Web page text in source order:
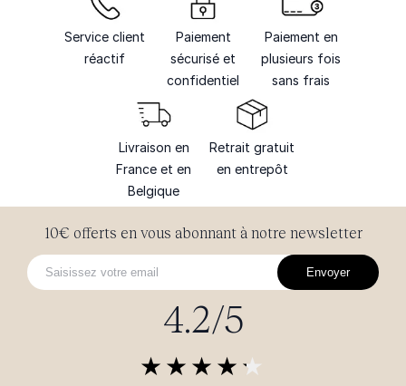
Service client
réactif
Paiement
sécurisé et
confidentiel
Paiement en
plusieurs fois
sans frais
Livraison en
France et en
Belgique
Retrait gratuit
en entrepôt
10€ offerts en vous abonnant à notre newsletter
Envoyer
4.2/5